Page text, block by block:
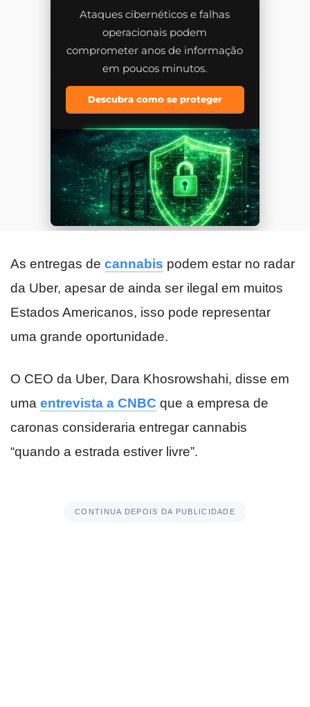
Ataques cibernéticos e falhas
operacionais podem
comprometer anos de informação
em poucos minutos.
Descubra como se proteger
As entregas de cannabis podem estar no radar
da Uber, apesar de ainda ser ilegal em muitos
Estados Americanos, isso pode representar
uma grande oportunidade.
O CEO da Uber, Dara Khosrowshahi, disse em
uma entrevista a CNBC que a empresa de
caronas consideraria entregar cannabis
“quando a estrada estiver livre”.
CONTINUA DEPOIS DA PUBLICIDADE